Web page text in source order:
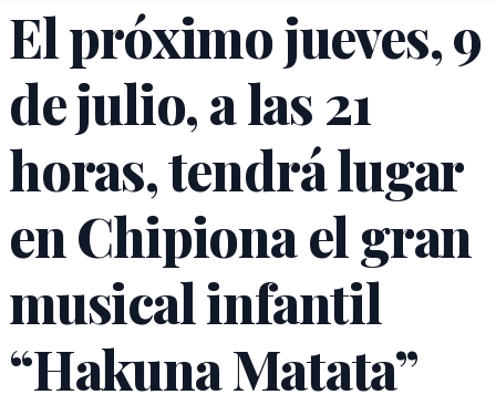
El próximo jueves, 9
de julio, a las 21
horas, tendrá lugar
en Chipiona el gran
musical infantil
“Hakuna Matata”